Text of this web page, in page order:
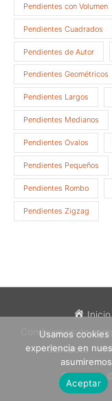
Pendientes con Volumen
Pendientes Cuadrados
Pendientes de Autor
Pendientes Geométricos
Pendientes Largos
Pendientes Medianos
Pendientes Ovalos
Pendientes Pequeños
Pendientes Rombo
Pendientes Zigzag
Inicio
Condiciones de
Contacto
Copyright
Usamos
experiencia en
Aceptar